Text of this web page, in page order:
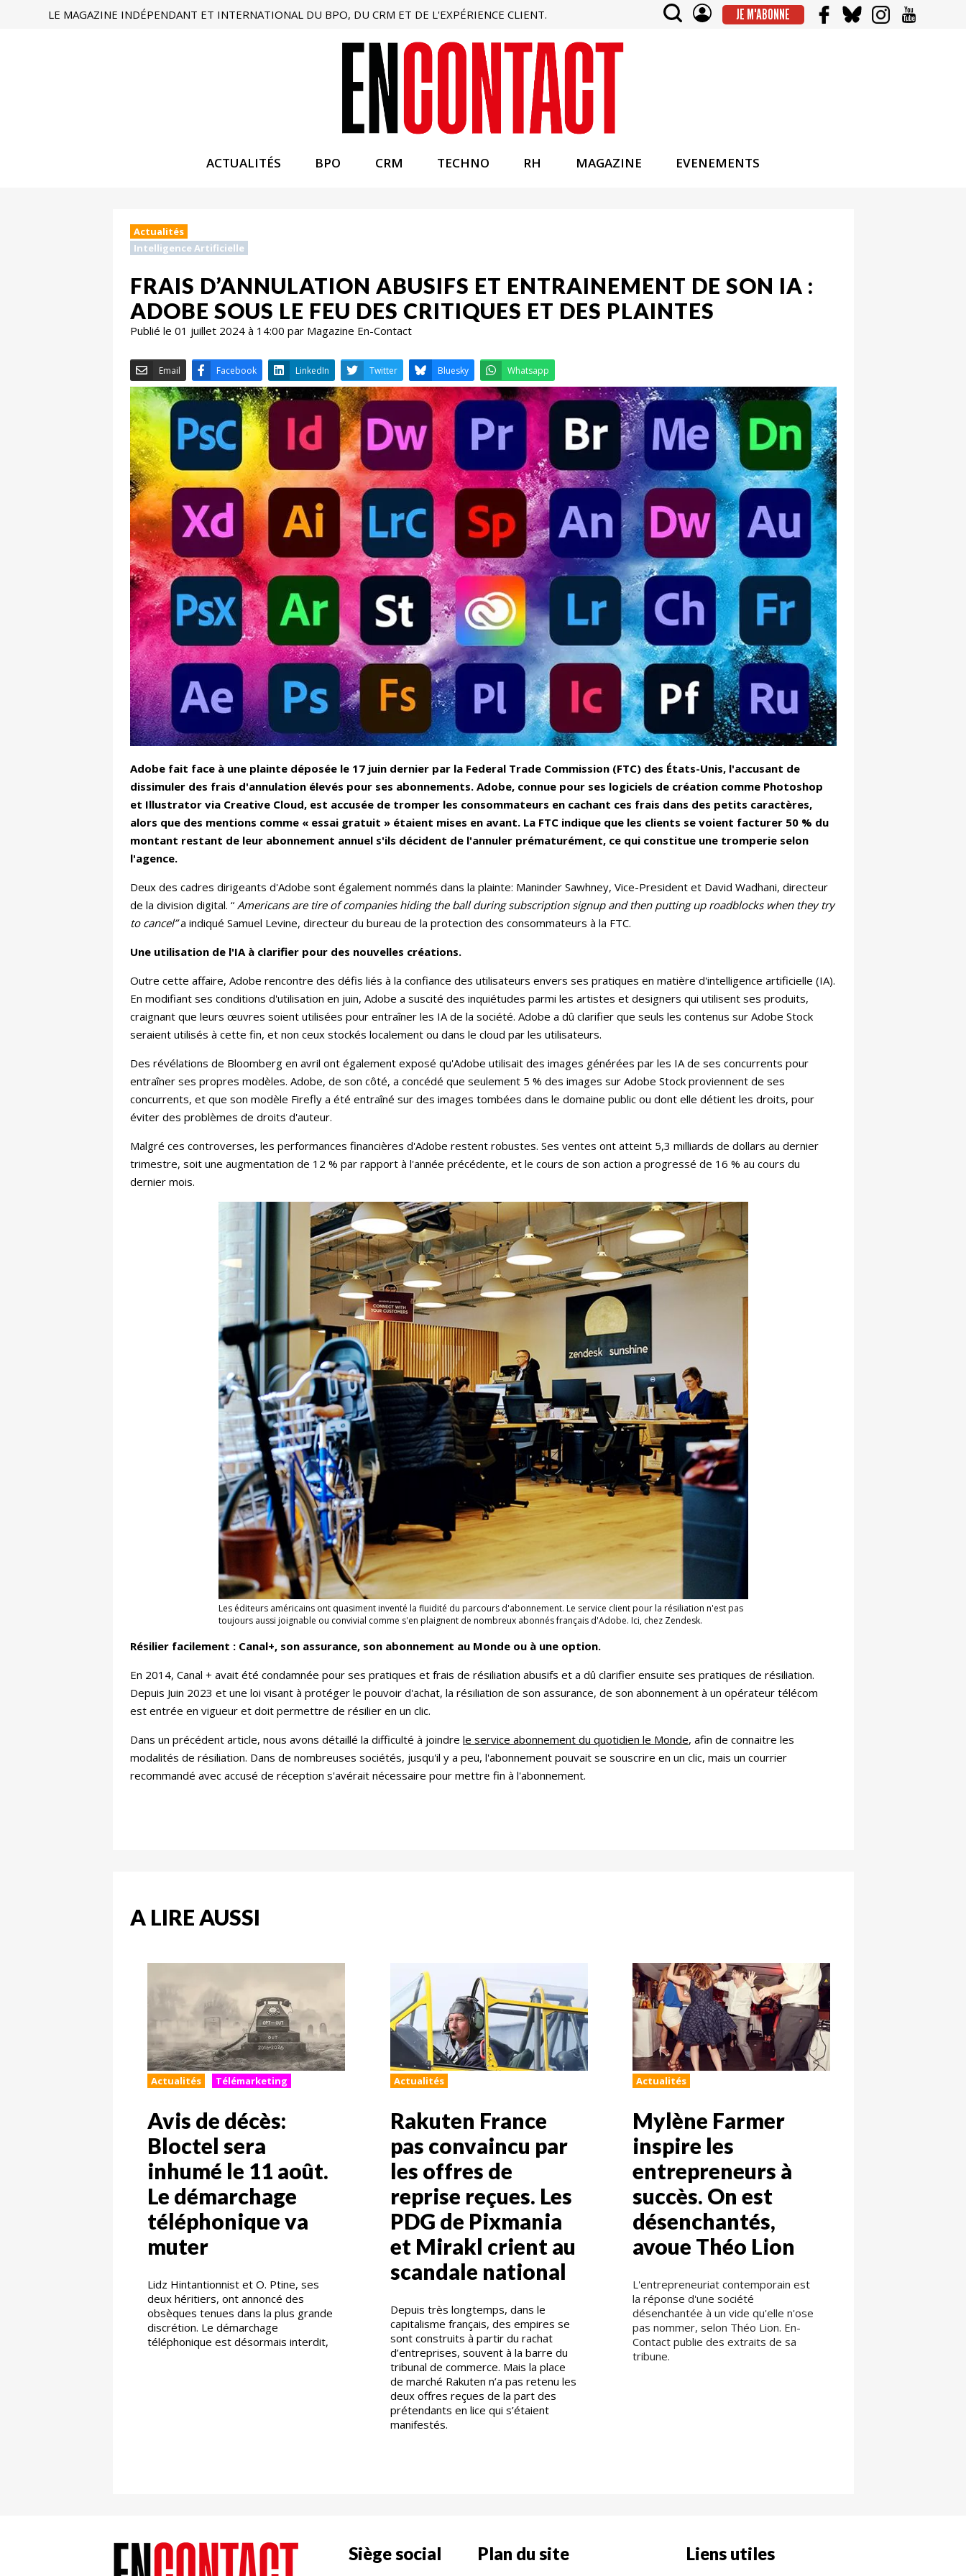
LE MAGAZINE INDÉPENDANT ET INTERNATIONAL DU BPO, DU CRM ET DE L'EXPÉRIENCE CLIENT. JE M'ABONNE
ACTUALITÉS BPO CRM TECHNO RH MAGAZINE EVENEMENTS
Actualités
Intelligence Artificielle
FRAIS D’ANNULATION ABUSIFS ET ENTRAINEMENT DE SON IA :
ADOBE SOUS LE FEU DES CRITIQUES ET DES PLAINTES
Publié le 01 juillet 2024 à 14:00 par Magazine En-Contact
Facebook Bluesky Whatsapp
Adobe fait face à une plainte déposée le 17 juin dernier par la Federal Trade Commission (FTC) des États-Unis, l'accusant de
dissimuler des frais d'annulation élevés pour ses abonnements. Adobe, connue pour ses logiciels de création comme Photoshop
et Illustrator via Creative Cloud, est accusée de tromper les consommateurs en cachant ces frais dans des petits caractères,
alors que des mentions comme « essai gratuit » étaient mises en avant. La FTC indique que les clients se voient facturer 50 % du
montant restant de leur abonnement annuel s'ils décident de l'annuler prématurément, ce qui constitue une tromperie selon
l'agence.
Deux des cadres dirigeants d'Adobe sont également nommés dans la plainte: Maninder Sawhney, Vice-President et David Wadhani, directeur
de la division digital. “ Americans are tire of companies hiding the ball during subscription signup and then putting up roadblocks when they try
to cancel”a indiqué Samuel Levine, directeur du bureau de la protection des consommateurs à la FTC.
Une utilisation de l'IA à clarifier pour des nouvelles créations.
Outre cette affaire, Adobe rencontre des défis liés à la confiance des utilisateurs envers ses pratiques en matière d'intelligence artificielle (IA).
En modifiant ses conditions d'utilisation en juin, Adobe a suscité des inquiétudes parmi les artistes et designers qui utilisent ses produits,
craignant que leurs œuvres soient utilisées pour entraîner les IA de la société. Adobe a dû clarifier que seuls les contenus sur Adobe Stock
seraient utilisés à cette fin, et non ceux stockés localement ou dans le cloud par les utilisateurs.
Des révélations de Bloomberg en avril ont également exposé qu'Adobe utilisait des images générées par les IA de ses concurrents pour
entraîner ses propres modèles. Adobe, de son côté, a concédé que seulement 5 % des images sur Adobe Stock proviennent de ses
concurrents, et que son modèle Firefly a été entraîné sur des images tombées dans le domaine public ou dont elle détient les droits, pour
éviter des problèmes de droits d'auteur.
Malgré ces controverses, les performances financières d'Adobe restent robustes. Ses ventes ont atteint 5,3 milliards de dollars au dernier
trimestre, soit une augmentation de 12 % par rapport à l'année précédente, et le cours de son action a progressé de 16 % au cours du
dernier mois.
Les éditeurs américains ont quasiment inventé la fluidité du parcours d'abonnement. Le service client pour la résiliation n'est pas
toujours aussi joignable ou convivial comme s'en plaignent de nombreux abonnés français d'Adobe. Ici, chez Zendesk.
Résilier facilement : Canal+, son assurance, son abonnement au Monde ou à une option.
En 2014, Canal + avait été condamnée pour ses pratiques et frais de résiliation abusifs et a dû clarifier ensuite ses pratiques de résiliation.
Depuis Juin 2023 et une loi visant à protéger le pouvoir d'achat, la résiliation de son assurance, de son abonnement à un opérateur télécom
est entrée en vigueur et doit permettre de résilier en un clic.
Dans un précédent article, nous avons détaillé la difficulté à joindre le service abonnement du quotidien le Monde, afin de connaitre les
modalités de résiliation. Dans de nombreuses sociétés, jusqu'il y a peu, l'abonnement pouvait se souscrire en un clic, mais un courrier
recommandé avec accusé de réception s'avérait nécessaire pour mettre fin à l'abonnement.
A LIRE AUSSI
Actualités Télémarketing
Avis de décès:
Bloctel sera
inhumé le 11 août.
Le démarchage
téléphonique va
muter
Lidz Hintantionnist et O. Ptine, ses
deux héritiers, ont annoncé des
obsèques tenues dans la plus grande
discrétion. Le démarchage
téléphonique est désormais interdit,
Actualités
Rakuten France
pas convaincu par
les offres de
reprise reçues. Les
PDG de Pixmania
et Mirakl crient au
scandale national
Depuis très longtemps, dans le
capitalisme français, des empires se
sont construits à partir du rachat
d’entreprises, souvent à la barre du
tribunal de commerce. Mais la place
de marché Rakuten n’a pas retenu les
deux offres reçues de la part des
prétendants en lice qui s’étaient
manifestés.
Actualités
Mylène Farmer
inspire les
entrepreneurs à
succès. On est
désenchantés,
avoue Théo Lion
L'entrepreneuriat contemporain est
la réponse d'une société
désenchantée à un vide qu'elle n'ose
pas nommer, selon Théo Lion. En-
Contact publie des extraits de sa
tribune.
Siège social Plan du site Liens utiles